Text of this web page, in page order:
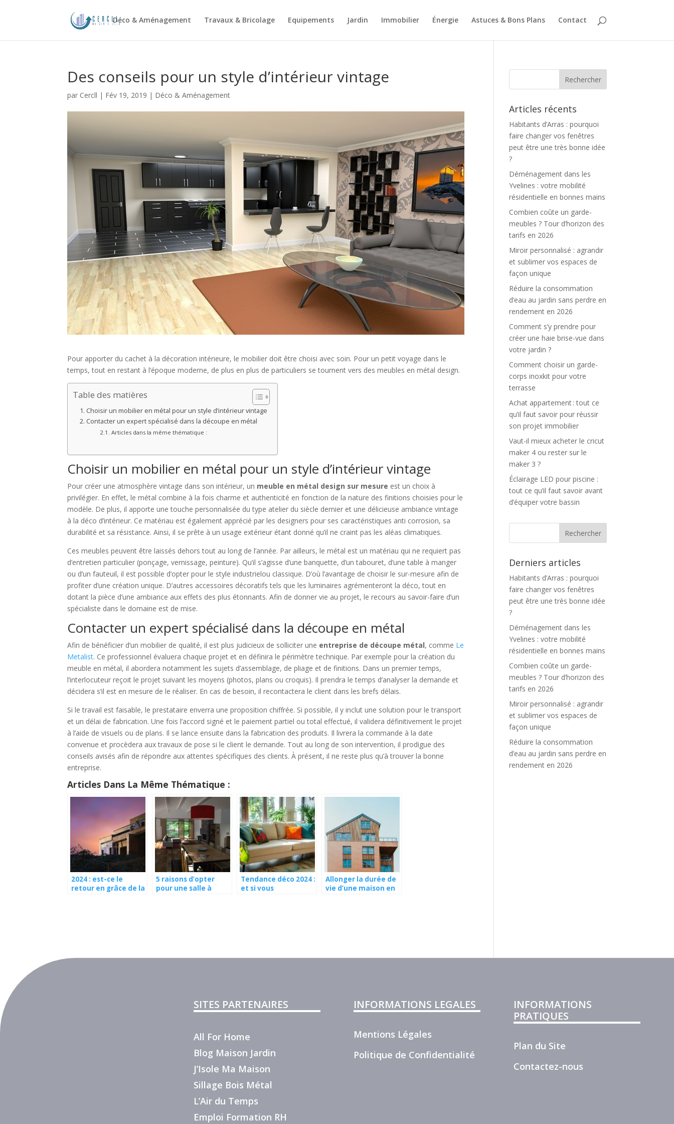
Déco & Aménagement Travaux & Bricolage Equipements Jardin Immobilier Énergie Astuces & Bons Plans Contact
Des conseils pour un style d’intérieur vintage
par Cercll | Fév 19, 2019 | Déco & Aménagement
Pour apporter du cachet à la décoration intérieure, le mobilier doit être choisi avec soin. Pour un petit voyage dans le
temps, tout en restant à l’époque moderne, de plus en plus de particuliers se tournent vers des meubles en métal design.
Table des matières
Choisir un mobilier en métal pour un style d’intérieur vintage
Contacter un expert spécialisé dans la découpe en métal
Articles dans la même thématique :
Choisir un mobilier en métal pour un style d’intérieur vintage
Pour créer une atmosphère vintage dans son intérieur, un meuble en métal design sur mesure est un choix à
privilégier. En effet, le métal combine à la fois charme et authenticité en fonction de la nature des finitions choisies pour le
modèle. De plus, il apporte une touche personnalisée du type atelier du siècle dernier et une délicieuse ambiance vintage
à la déco d’intérieur. Ce matériau est également apprécié par les designers pour ses caractéristiques anti corrosion, sa
durabilité et sa résistance. Ainsi, il se prête à un usage extérieur étant donné qu’il ne craint pas les aléas climatiques.
Ces meubles peuvent être laissés dehors tout au long de l’année. Par ailleurs, le métal est un matériau qui ne requiert pas
d’entretien particulier (ponçage, vernissage, peinture). Qu’il s’agisse d’une banquette, d’un tabouret, d’une table à manger
ou d’un fauteuil, il est possible d’opter pour le style industrielou classique. D’où l’avantage de choisir le sur-mesure afin de
profiter d’une création unique. D’autres accessoires décoratifs tels que les luminaires agrémenteront la déco, tout en
dotant la pièce d’une ambiance aux effets des plus étonnants. Afin de donner vie au projet, le recours au savoir-faire d’un
spécialiste dans le domaine est de mise.
Contacter un expert spécialisé dans la découpe en métal
Afin de bénéficier d’un mobilier de qualité, il est plus judicieux de solliciter une entreprise de découpe métal, comme Le
Metalist. Ce professionnel évaluera chaque projet et en définira le périmètre technique. Par exemple pour la création du
meuble en métal, il abordera notamment les sujets d’assemblage, de pliage et de finitions. Dans un premier temps,
l’interlocuteur reçoit le projet suivant les moyens (photos, plans ou croquis). Il prendra le temps d’analyser la demande et
décidera s’il est en mesure de le réaliser. En cas de besoin, il recontactera le client dans les brefs délais.
Si le travail est faisable, le prestataire enverra une proposition chiffrée. Si possible, il y inclut une solution pour le transport
et un délai de fabrication. Une fois l’accord signé et le paiement partiel ou total effectué, il validera définitivement le projet
à l’aide de visuels ou de plans. Il se lance ensuite dans la fabrication des produits. Il livrera la commande à la date
convenue et procèdera aux travaux de pose si le client le demande. Tout au long de son intervention, il prodigue des
conseils avisés afin de répondre aux attentes spécifiques des clients. À présent, il ne reste plus qu’à trouver la bonne
entreprise.
Articles Dans La Même Thématique :
2024 : est-ce le
retour en grâce de la
5 raisons d’opter
pour une salle à
Tendance déco 2024 :
et si vous
Allonger la durée de
vie d’une maison en
Articles récents
Habitants d’Arras : pourquoi
faire changer vos fenêtres
peut être une très bonne idée
?
Déménagement dans les
Yvelines : votre mobilité
résidentielle en bonnes mains
Combien coûte un garde-
meubles ? Tour d’horizon des
tarifs en 2026
Miroir personnalisé : agrandir
et sublimer vos espaces de
façon unique
Réduire la consommation
d’eau au jardin sans perdre en
rendement en 2026
Comment s’y prendre pour
créer une haie brise-vue dans
votre jardin ?
Comment choisir un garde-
corps inoxkit pour votre
terrasse
Achat appartement : tout ce
qu’il faut savoir pour réussir
son projet immobilier
Vaut-il mieux acheter le cricut
maker 4 ou rester sur le
maker 3 ?
Éclairage LED pour piscine :
tout ce qu’il faut savoir avant
d’équiper votre bassin
Derniers articles
Habitants d’Arras : pourquoi
faire changer vos fenêtres
peut être une très bonne idée
?
Déménagement dans les
Yvelines : votre mobilité
résidentielle en bonnes mains
Combien coûte un garde-
meubles ? Tour d’horizon des
tarifs en 2026
Miroir personnalisé : agrandir
et sublimer vos espaces de
façon unique
Réduire la consommation
d’eau au jardin sans perdre en
rendement en 2026
SITES PARTENAIRES
All For Home
Blog Maison Jardin
J’Isole Ma Maison
Sillage Bois Métal
L’Air du Temps
Emploi Formation RH
INFORMATIONS LEGALES
Mentions Légales
Politique de Confidentialité
INFORMATIONS
PRATIQUES
Plan du Site
Contactez-nous